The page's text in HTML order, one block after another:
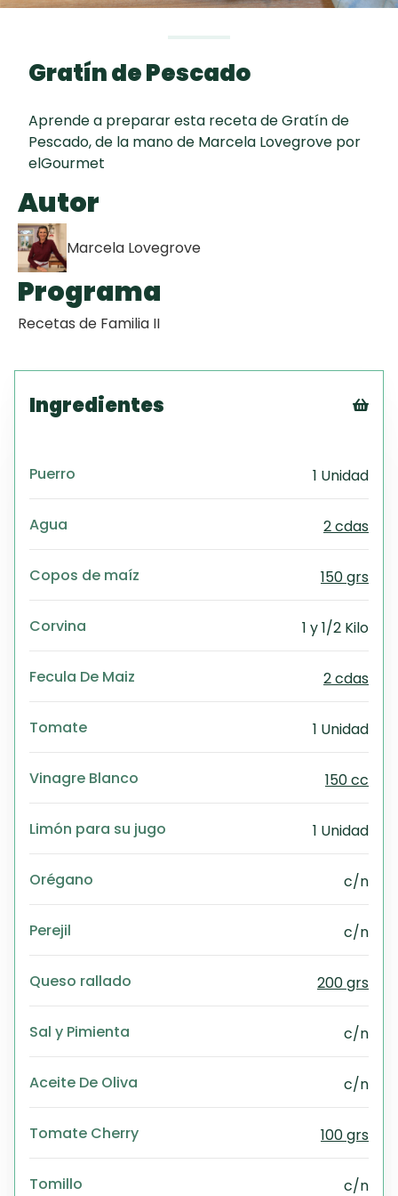
Key Lime Pie
Gratín de Pescado
Aprende a preparar esta receta de Gratín de
Pescado, de la mano de Marcela Lovegrove por
elGourmet
Autor
Marcela Lovegrove
Programa
Recetas de Familia II
Ingredientes
Puerro 1 Unidad
Agua 2 cdas
Copos de maíz 150 grs
Corvina 1 y 1/2 Kilo
Fecula De Maiz 2 cdas
Tomate 1 Unidad
Vinagre Blanco 150 cc
Limón para su jugo 1 Unidad
Orégano c/n
Perejil c/n
Queso rallado 200 grs
Sal y Pimienta c/n
Aceite De Oliva c/n
Tomate Cherry 100 grs
Tomillo c/n